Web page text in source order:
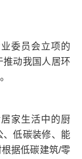
委员会立项的
推动我国人居环
家生活中的厨
、低碳装修、能
据低碳建筑/零